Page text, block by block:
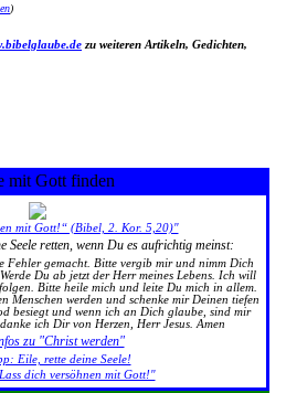
)
zu weiteren Artikeln, Gedichten,
mit Gott finden
mit Gott!“ (Bibel, 2. Kor. 5,20)"
Seele retten, wenn Du es aufrichtig meinst:
Fehler gemacht. Bitte vergib mir und nimm Dich
Du ab jetzt der Herr meines Lebens. Ich will
Bitte heile mich und leite Du mich in allem.
Menschen werden und schenke mir Deinen tiefen
besiegt und wenn ich an Dich glaube, sind mir
ich Dir von Herzen, Herr Jesus. Amen
zu "Christ werden"
Eile, rette deine Seele!
dich versöhnen mit Gott!"